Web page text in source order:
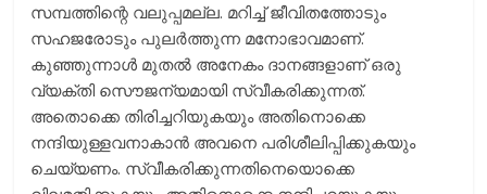
സമ്പത്തിന്റെ വലുപ്പമല്ല. മറിച്ച്‌ ജീവിതത്തോടും
സഹജരോടും പുലര്‍ത്തുന്ന മനോഭാവമാണ്‌.
കുഞ്ഞുന്നാള്‍ മുതല്‍ അനേകം ദാനങ്ങളാണ്‌ ഒരു
വ്യക്തി സൌജന്യമായി സ്വീകരിക്കുന്നത്‌.
അതൊക്കെ തിരിച്ചറിയുകയും അതിനൊക്കെ
നന്ദിയുള്ളവനാകാന്‍ അവനെ പരിശീലിപ്പിക്കുകയും
ചെയ്യണം. സ്വീകരിക്കുന്നതിനെയൊക്കെ